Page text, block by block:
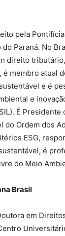
pela
do Paraná. No
direito
é membro atual
e é
e
É Presidente
do Ordem dos
ESG,
é
do Meio
Brasil
em